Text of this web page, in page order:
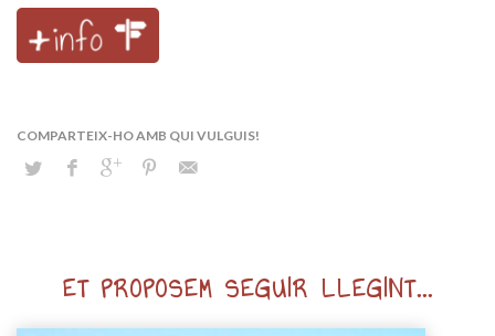
ET PROPOSEM SEGUIR LLEGINT...